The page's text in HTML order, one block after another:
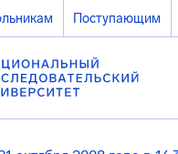
Поступающим